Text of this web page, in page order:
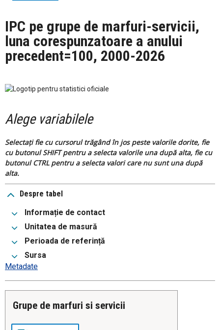
IPC pe grupe de marfuri-servicii,
luna corespunzatoare a anului
precedent=100, 2000-2026
Alege variabilele
Selectați fie cu cursorul trăgând în jos peste valorile dorite, fie
cu butonul SHIFT pentru a selecta valorile una după alta, fie cu
butonul CTRL pentru a selecta valori care nu sunt una după
alta.
Despre tabel
Informație de contact
Unitatea de masură
Perioada de referință
Sursa
Metadate
Grupe de marfuri si servicii